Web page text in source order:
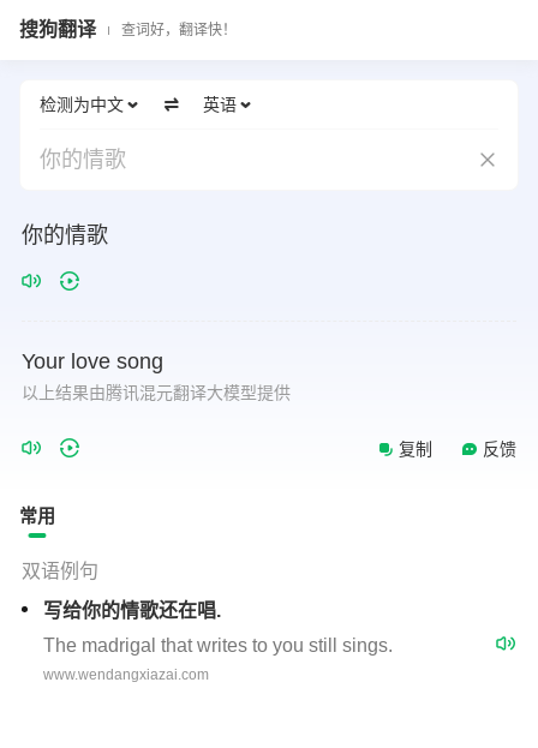
搜狗翻译 查词好，翻译快！
检测为中文 英语
你的情歌
你的情歌
Your love song
以上结果由腾讯混元翻译大模型提供
复制 反馈
常用
双语例句
写给你的情歌还在唱.
The madrigal that writes to you still sings.
www.wendangxiazai.com